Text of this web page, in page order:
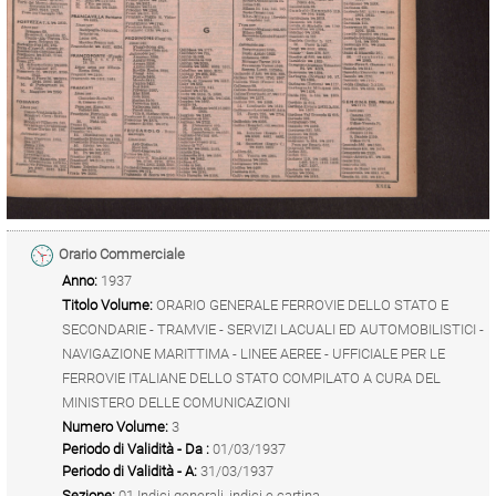
Orario Commerciale
Anno: 1937
Titolo Volume: ORARIO GENERALE FERROVIE DELLO STATO E
SECONDARIE - TRAMVIE - SERVIZI LACUALI ED AUTOMOBILISTICI -
NAVIGAZIONE MARITTIMA - LINEE AEREE - UFFICIALE PER LE
FERROVIE ITALIANE DELLO STATO COMPILATO A CURA DEL
MINISTERO DELLE COMUNICAZIONI
Numero Volume: 3
Periodo di Validità - Da : 01/03/1937
Periodo di Validità - A: 31/03/1937